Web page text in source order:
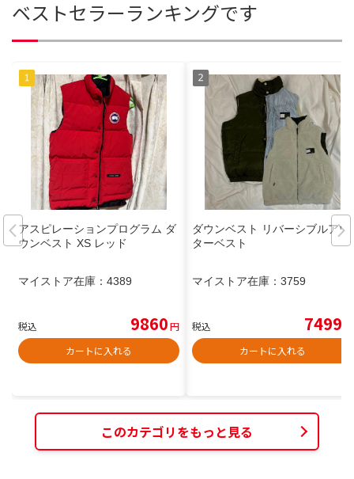
ベストセラーランキングです
アスピレーションプログラム ダ
ウンベスト XS レッド
マイストア在庫： 4389
税込 9860円
カートに入れる
ダウンベスト リバーシブルアウ
ターベスト
マイストア在庫： 3759
税込 7499
カートに入れる
このカテゴリをもっと見る